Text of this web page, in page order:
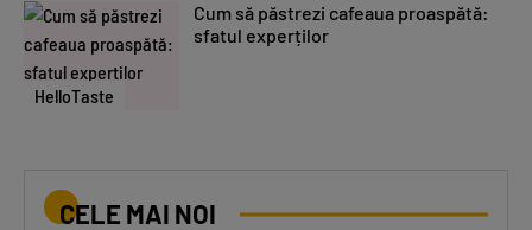
HelloTaste
Cum să păstrezi cafeaua proaspătă:
sfatul experților
CELE MAI NOI